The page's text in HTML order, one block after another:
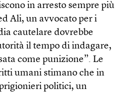
in arresto sempre più
Ali, un avvocato per i
cautelare dovrebbe
il tempo di indagare,
come punizione”. Le
umani stimano che in
politici, un